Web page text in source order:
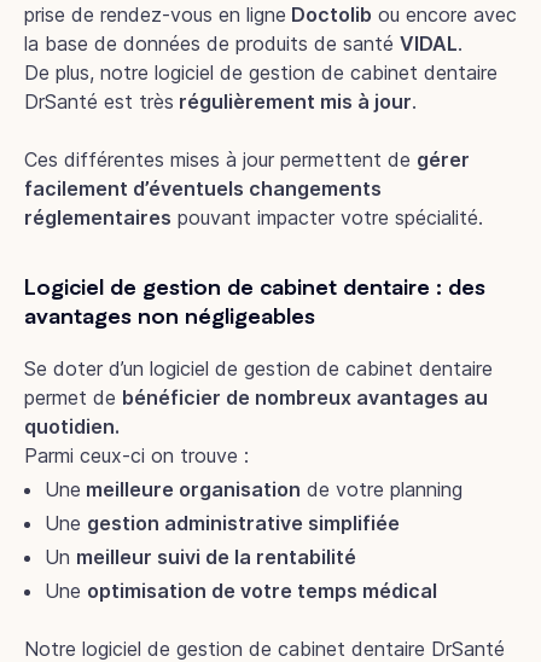
prise de rendez-vous en ligne Doctolib ou encore avec
la base de données de produits de santé VIDAL.
De plus, notre logiciel de gestion de cabinet dentaire
DrSanté est très régulièrement mis à jour.
Ces différentes mises à jour permettent de gérer
facilement d’éventuels changements
réglementaires pouvant impacter votre spécialité.
Logiciel de gestion de cabinet dentaire : des
avantages non négligeables
Se doter d’un logiciel de gestion de cabinet dentaire
permet de bénéficier de nombreux avantages au
quotidien.
Parmi ceux-ci on trouve :
Une meilleure organisation de votre planning
Une gestion administrative simplifiée
Un meilleur suivi de la rentabilité
Une optimisation de votre temps médical
Notre logiciel de gestion de cabinet dentaire DrSanté